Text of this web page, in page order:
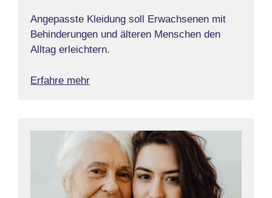
Angepasste Kleidung soll Erwachsenen mit
Behinderungen und älteren Menschen den
Alltag erleichtern.
Erfahre mehr